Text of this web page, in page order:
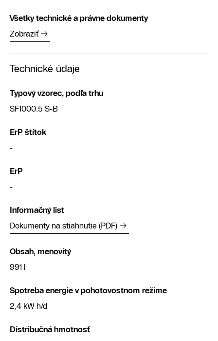
Všetky technické a právne dokumenty
Zobraziť
Technické údaje
Typový vzorec, podľa trhu
SF1000.5 S-B
ErP štítok
-
ErP
-
Informačný list
Dokumenty na stiahnutie (PDF)
Obsah, menovitý
991 l
Spotreba energie v pohotovostnom režime
2,4 kW h/d
Distribučná hmotnosť